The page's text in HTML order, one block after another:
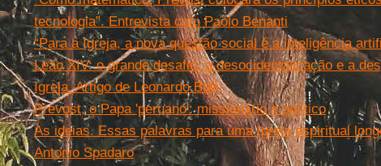
tecnologia”. Entrevista com Paolo Benanti
“Para a Igreja, a nova questão social é a inteligência
Leão XIV: o grande desafio, a desocidentalização e a
Igreja. Artigo de Leonardo Boff
Prevost, o Papa 'peruano': missionário e político
As ideias. Essas palavras para uma Igreja espiritual
Antonio Spadaro